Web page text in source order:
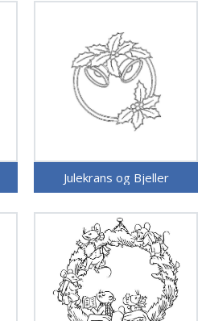
Julekrans og Bjeller